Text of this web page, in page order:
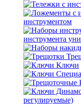
инструментом
инструмента
Ключи